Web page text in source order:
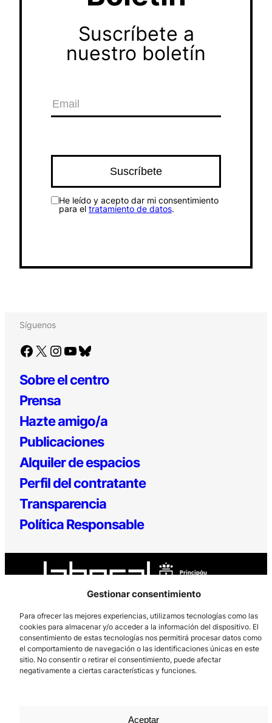
Gestionar consentimiento
Para ofrecer las mejores experiencias, utilizamos tecnologías como las
cookies para almacenar y/o acceder a la información del dispositivo. El
consentimiento de estas tecnologías nos permitirá procesar datos como
el comportamiento de navegación o las identificaciones únicas en este
sitio. No consentir o retirar el consentimiento, puede afectar
negativamente a ciertas características y funciones.
Aceptar
Suscríbete a
nuestro boletín
He leído y acepto dar mi consentimiento
para el tratamiento de datos.
Síguenos
Facebook X Instagram YouTube Bluesky
Sobre el centro
Prensa
Hazte amigo/a
Publicaciones
Alquiler de espacios
Perfil del contratante
Transparencia
Política Responsable
Los Prados, 121 – 33203 Gijón
985 185 577 – info@laboralcentrodearte.org
Contacto